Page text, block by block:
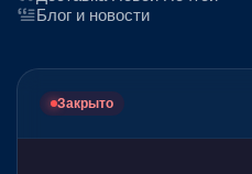
Блог и новости
Закрыто